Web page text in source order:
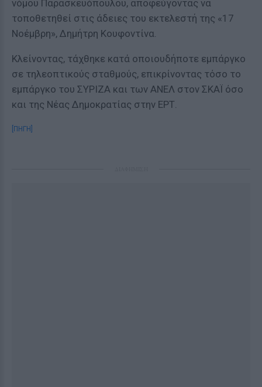
νόμου Παρασκευόπουλου, αποφεύγοντας να
τοποθετηθεί στις άδειες του εκτελεστή της «17
Νοέμβρη», Δημήτρη Κουφοντίνα.
Κλείνοντας, τάχθηκε κατά οποιουδήποτε εμπάργκο
σε τηλεοπτικούς σταθμούς, επικρίνοντας τόσο το
εμπάργκο του ΣΥΡΙΖΑ και των ΑΝΕΛ στον ΣΚΑΪ όσο
και της Νέας Δημοκρατίας στην ΕΡΤ.
[ΠΗΓΗ]